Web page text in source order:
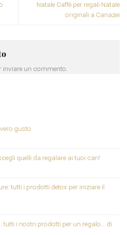
Natale Caffè per regali Natale
originali a Canazei
inviare un commento.
gusto
quelli da regalare ai tuoi cari!
tutti i prodotti detox per iniziare il
tutti i nostri prodotti per un regalo… di